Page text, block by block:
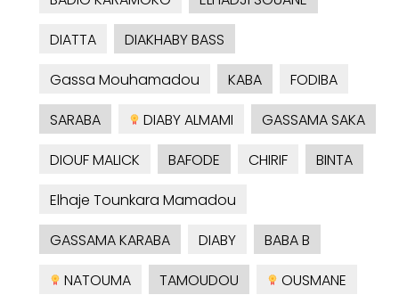
DIATTA
DIAKHABY BASS
Gassa Mouhamadou
KABA
FODIBA
SARABA
DIABY ALMAMI
GASSAMA SAKA
DIOUF MALICK
BAFODE CHIRIF
BINTA
Elhaje Tounkara Mamadou
GASSAMA KARABA
DIABY
BABA B
NATOUMA
TAMOUDOU
OUSMANE